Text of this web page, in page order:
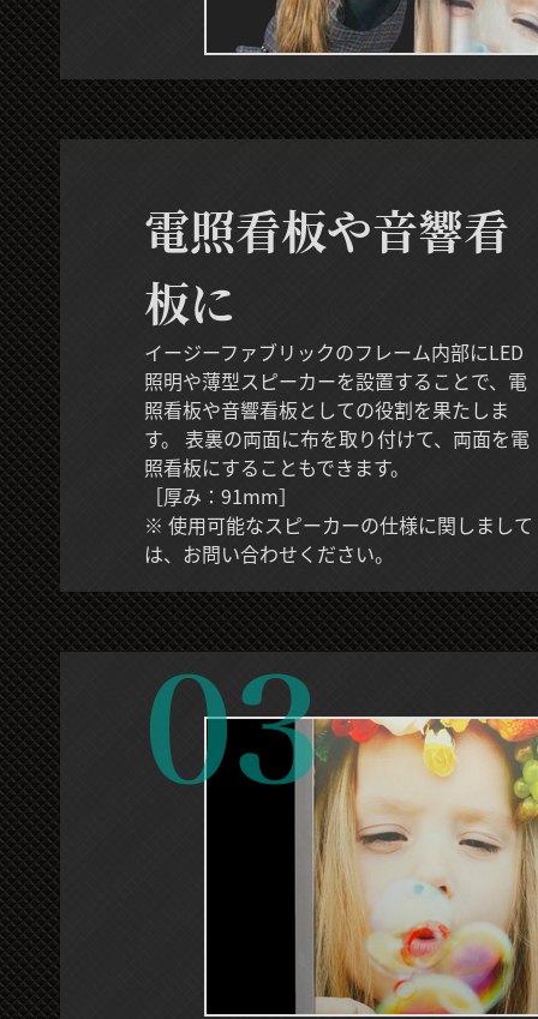
電照看板や音響看
板に
イージーファブリックのフレーム内部にLED
照明や薄型スピーカーを設置することで、電
照看板や音響看板としての役割を果たしま
す。 表裏の両面に布を取り付けて、両面を電
照看板にすることもできます。
［厚み：91mm］
※ 使用可能なスピーカーの仕様に関しまして
は、お問い合わせください。